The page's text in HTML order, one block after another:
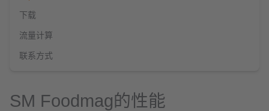
下载
流量计算
联系方式
SM Foodmag的性能